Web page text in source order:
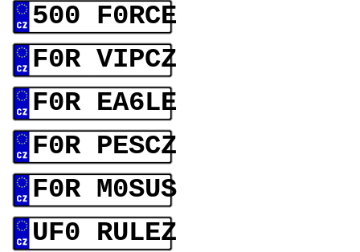
500 F0RCE
F0R VIPCZ
F0R EA6LE
F0R PESCZ
F0R M0SUS
UF0 RULEZ